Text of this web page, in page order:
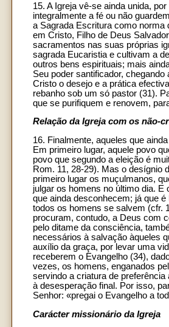
15. A Igreja vê-se ainda unida,
integralmente a fé ou não
a Sagrada Escritura como norma
em Cristo, Filho de Deus
sacramentos nas suas próprias
sagrada Eucaristia e cultivam a
outros bens espirituais; mais
Seu poder santificador,
Cristo o desejo e a prática
rebanho sob um só pastor (31).
que se purifiquem e renovem,
Relação da Igreja com os não-
16. Finalmente, aqueles que
Em primeiro lugar, aquele povo
povo que segundo a eleição é
Rom. 11, 28-29). Mas o desígnio
primeiro lugar os muçulmanos,
julgar os homens no último dia.
que ainda desconhecem; já que
todos os homens se salvem (cfr.
procuram, contudo, a Deus com
pelo ditame da consciência,
necessários à salvação àqueles
auxílio da graça, por levar uma
receberem o Evangelho (34),
vezes, os homens, enganados
servindo a criatura de
à desesperação final. Por isso,
Senhor: «pregai o Evangelho a
Carácter missionário da Igreja